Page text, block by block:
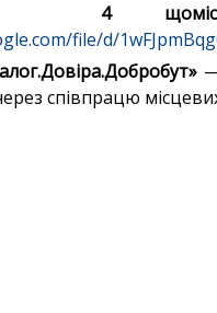
4
file/d/
—
співпрацю